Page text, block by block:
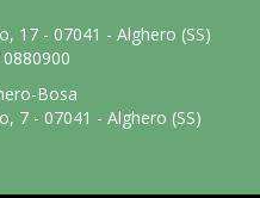
17 - 07041 - Alghero (SS)
Bosa
7 - 07041 - Alghero (SS)